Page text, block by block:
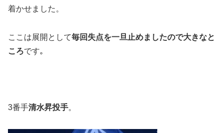
着かせました。
ここは展開として毎回失点を一旦止めましたので大きなと
ころです｡
3番手清水昇投手。